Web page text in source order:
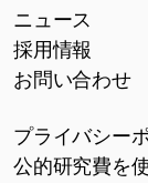
ニュース
採用情報
お問い合わせ
プライバシー
公的研究費を